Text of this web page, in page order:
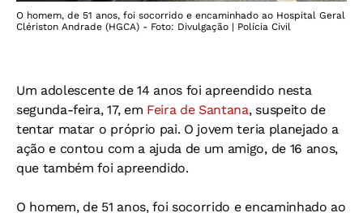
O homem, de 51 anos, foi socorrido e encaminhado ao Hospital Geral
Clériston Andrade (HGCA) - Foto: Divulgação | Polícia Civil
Um adolescente de 14 anos foi apreendido nesta
segunda-feira, 17, em Feira de Santana, suspeito de
tentar matar o próprio pai. O jovem teria planejado a
ação e contou com a ajuda de um amigo, de 16 anos,
que também foi apreendido.
O homem, de 51 anos, foi socorrido e encaminhado ao